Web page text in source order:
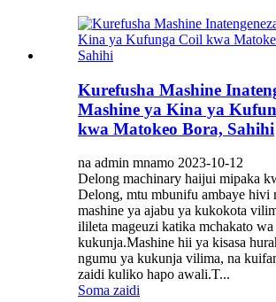
Kurefusha Mashine
Mashine ya Kina ya
kwa Matokeo Bora, Sahihi
na admin mnamo 2023-10-12
Delong machinary haijui mipaka
Delong, mtu mbunifu ambaye hivi
mashine ya ajabu ya kukokota
ilileta mageuzi katika mchakato wa
kukunja.Mashine hii ya kisasa
ngumu ya kukunja vilima, na
zaidi kuliko hapo awali.T...
Soma zaidi